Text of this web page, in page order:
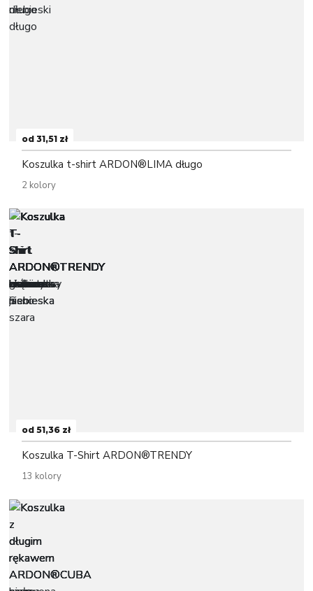
od 31,51 zł
Koszulka t-shirt ARDON®LIMA długo
2 kolory
od 51,36 zł
Koszulka T-Shirt ARDON®TRENDY
13 kolory